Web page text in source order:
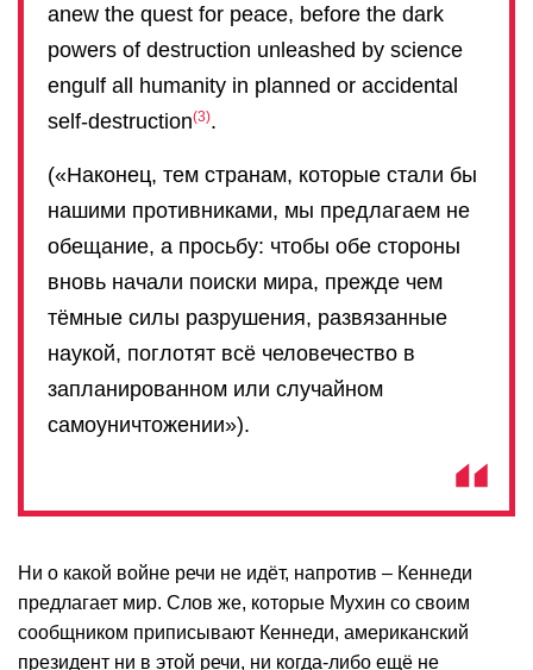
anew the quest for peace, before the dark
powers of destruction unleashed by science
engulf all humanity in planned or accidental
self-destruction 3 .
(«Наконец, тем странам, которые стали бы
нашими противниками, мы предлагаем не
обещание, а просьбу: чтобы обе стороны
вновь начали поиски мира, прежде чем
тёмные силы разрушения, развязанные
наукой, поглотят всё человечество в
запланированном или случайном
самоуничтожении»).
Ни о какой войне речи не идёт, напротив – Кеннеди
предлагает мир. Слов же, которые Мухин со своим
сообщником приписывают Кеннеди, американский
президент ни в этой речи, ни когда-либо ещё не